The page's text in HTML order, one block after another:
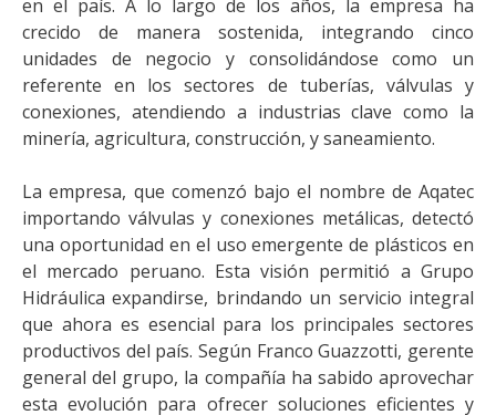
en el país. A lo largo de los años, la empresa ha
crecido de manera sostenida, integrando cinco
unidades de negocio y consolidándose como un
referente en los sectores de tuberías, válvulas y
conexiones, atendiendo a industrias clave como la
minería, agricultura, construcción, y saneamiento.
La empresa, que comenzó bajo el nombre de Aqatec
importando válvulas y conexiones metálicas, detectó
una oportunidad en el uso emergente de plásticos en
el mercado peruano. Esta visión permitió a Grupo
Hidráulica expandirse, brindando un servicio integral
que ahora es esencial para los principales sectores
productivos del país. Según Franco Guazzotti, gerente
general del grupo, la compañía ha sabido aprovechar
esta evolución para ofrecer soluciones eficientes y